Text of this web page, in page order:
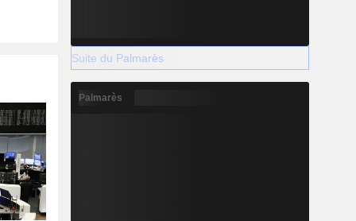
Suite du Palmarès
Palmarès